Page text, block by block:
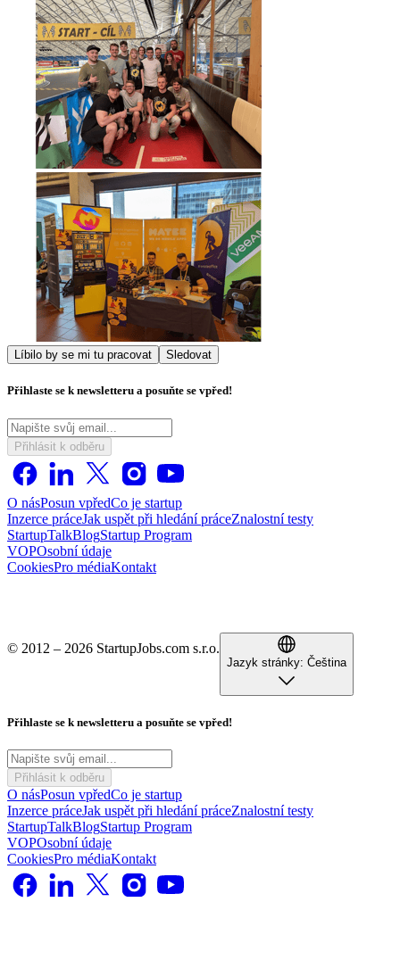
Líbilo by se mi tu pracovat Sledovat
Přihlaste se k newsletteru a posuňte se vpřed!
Přihlásit k odběru
O násPosun vpředCo je startup
Inzerce práceJak uspět při hledání práceZnalostní testy
StartupTalkBlogStartup Program
VOPOsobní údaje
CookiesPro médiaKontakt
© 2012 – 2026 StartupJobs.com s.r.o.
Jazyk stránky: Čeština
Přihlaste se k newsletteru a posuňte se vpřed!
Přihlásit k odběru
O násPosun vpředCo je startup
Inzerce práceJak uspět při hledání práceZnalostní testy
StartupTalkBlogStartup Program
VOPOsobní údaje
CookiesPro médiaKontakt